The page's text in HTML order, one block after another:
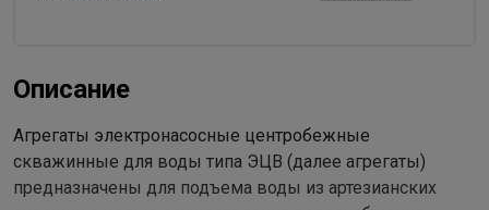
Описание
Агрегаты электронасосные центробежные
скважинные для воды типа ЭЦВ (далее агрегаты)
предназначены для подъема воды из артезианских